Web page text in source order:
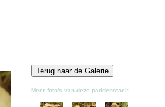
Meer foto's van deze paddenstoel: